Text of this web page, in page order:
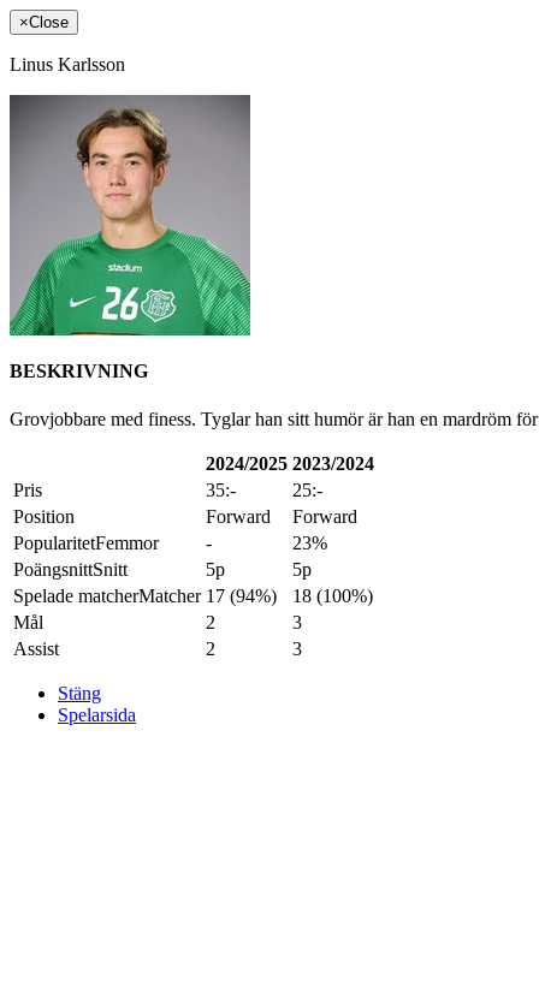
×Close
Linus Karlsson
BESKRIVNING
Grovjobbare med finess. Tyglar han sitt humör är han en mardröm
2024/2025 2023/2024
Pris
35:-
25:-
Position
Forward
Forward
PopularitetFemmor -
23%
PoängsnittSnitt 5p
5p
Spelade matcherMatcher 17 (94%)
18 (100%)
Mål
2
3
Assist
2 3
Stäng
Spelarsida